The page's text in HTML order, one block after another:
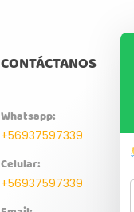
CONTÁCTANOS
Whatsapp:
+56937597339
Celular:
+56937597339